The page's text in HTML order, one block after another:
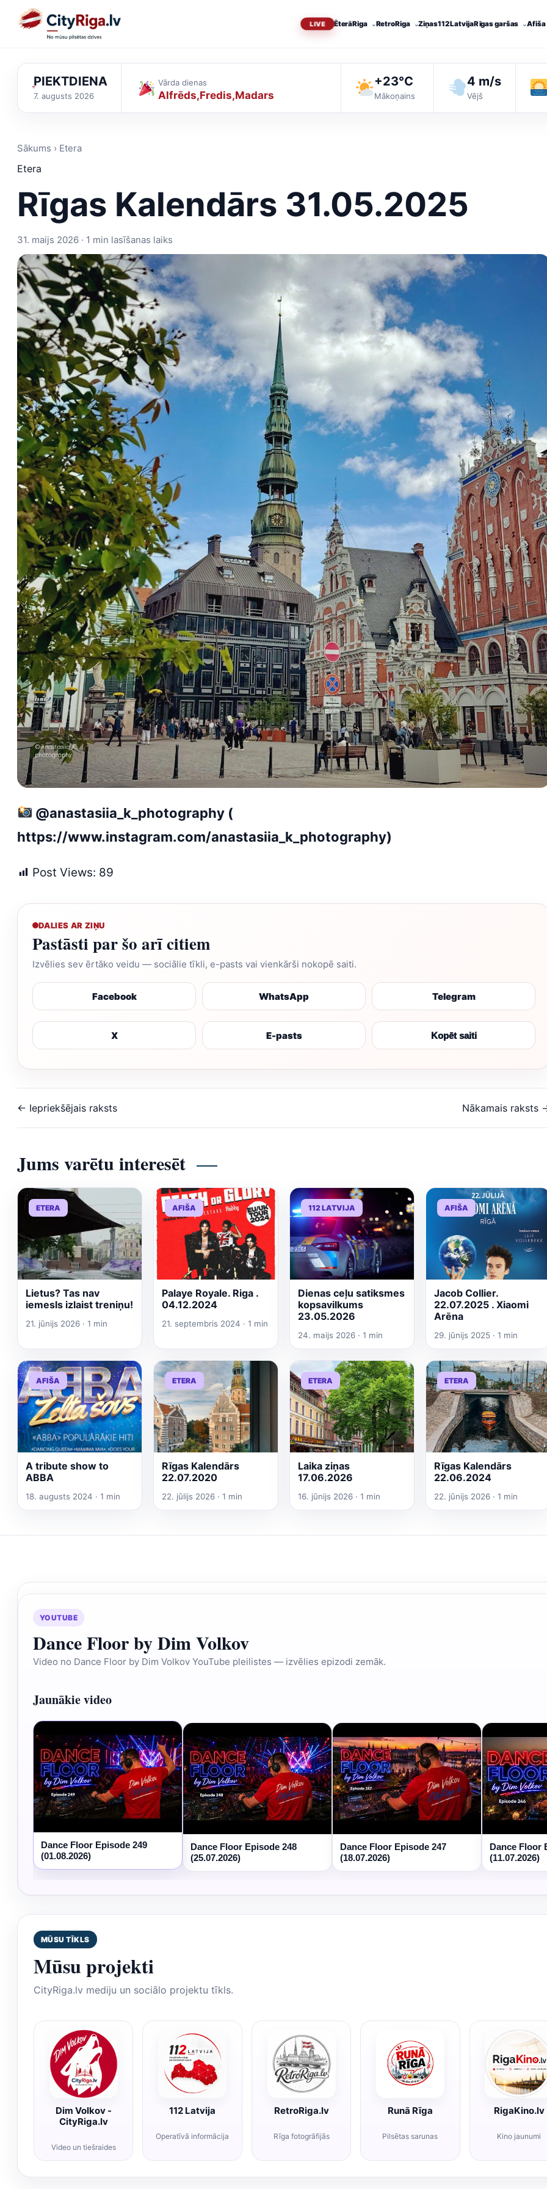
ĒterāRiga RetroRiga Ziņas112 LatvijaRīgas garšas Afiša
PIEKTDIENA
7. augusts 2026
Vārda dienas
Alfrēds Fredis Madars
+23°C
Mākoņains
4 m/s
Vējš
Sākums › Etera
Etera
Rīgas Kalendārs 31.05.2025
31. maijs 2026 · 1 min lasīšanas laiks
@anastasiia_k_photography (
https://www.instagram.com/anastasiia_k_photography)
Post Views: 89
DALIES AR ZIŅU
Pastāsti par šo arī citiem
Izvēlies sev ērtāko veidu — sociālie tīkli, e-pasts vai vienkārši nokopē saiti.
Facebook WhatsApp Telegram
X E-pasts Kopēt saiti
← Iepriekšējais raksts Nākamais raksts
Jums varētu interesēt
ETERA
Lietus? Tas nav
iemesls izlaist treniņu!
21. jūnijs 2026 · 1 min
AFIŠA
Palaye Royale. Riga .
04.12.2024
21. septembris 2024 · 1 min
112 LATVIJA
Dienas ceļu satiksmes
kopsavilkums
23.05.2026
24. maijs 2026 · 1 min
AFIŠA
Jacob Collier.
22.07.2025 . Xiaomi
Arēna
29. jūnijs 2025 · 1 min
AFIŠA
A tribute show to
ABBA
18. augusts 2024 · 1 min
ETERA
Rīgas Kalendārs
22.07.2020
22. jūlijs 2026 · 1 min
ETERA
Laika ziņas
17.06.2026
16. jūnijs 2026 · 1 min
ETERA
Rīgas Kalendārs
22.06.2024
22. jūnijs 2026 · 1 min
YOUTUBE
Dance Floor by Dim Volkov
Video no Dance Floor by Dim Volkov YouTube pleilistes — izvēlies epizodi zemāk.
Jaunākie video
Dance Floor Episode 249
(01.08.2026)
Dance Floor Episode 248
(25.07.2026)
Dance Floor Episode 247
(18.07.2026)
Dance Floor
(11.07.2026)
MŪSU TĪKLS
Mūsu projekti
CityRiga.lv mediju un sociālo projektu tīkls.
Dim Volkov -
CityRiga.lv
Video un tiešraides
112 Latvija
Operatīvā informācija
RetroRiga.lv
Rīga fotogrāfijās
Runā Rīga
Pilsētas sarunas
RigaKino.lv
Kino jaunumi